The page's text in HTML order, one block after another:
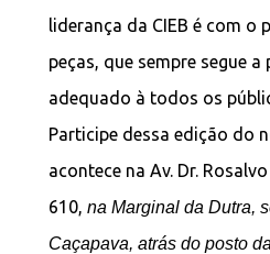
liderança da CIEB é com o
peças, que sempre segue a
adequado à todos os
Participe dessa edição do
acontece na Av. Dr.
610,na Marginal da Dutra,
Caçapava, atrás do posto